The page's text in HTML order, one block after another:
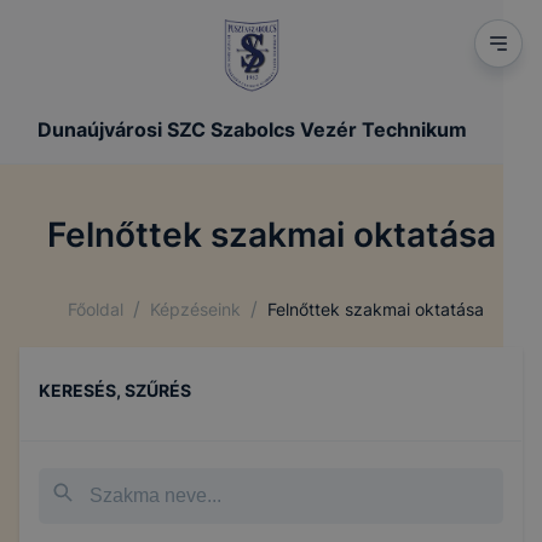
Dunaújvárosi SZC Szabolcs Vezér Technikum
Felnőttek szakmai oktatása
Főoldal / Képzéseink / Felnőttek szakmai oktatása
KERESÉS, SZŰRÉS